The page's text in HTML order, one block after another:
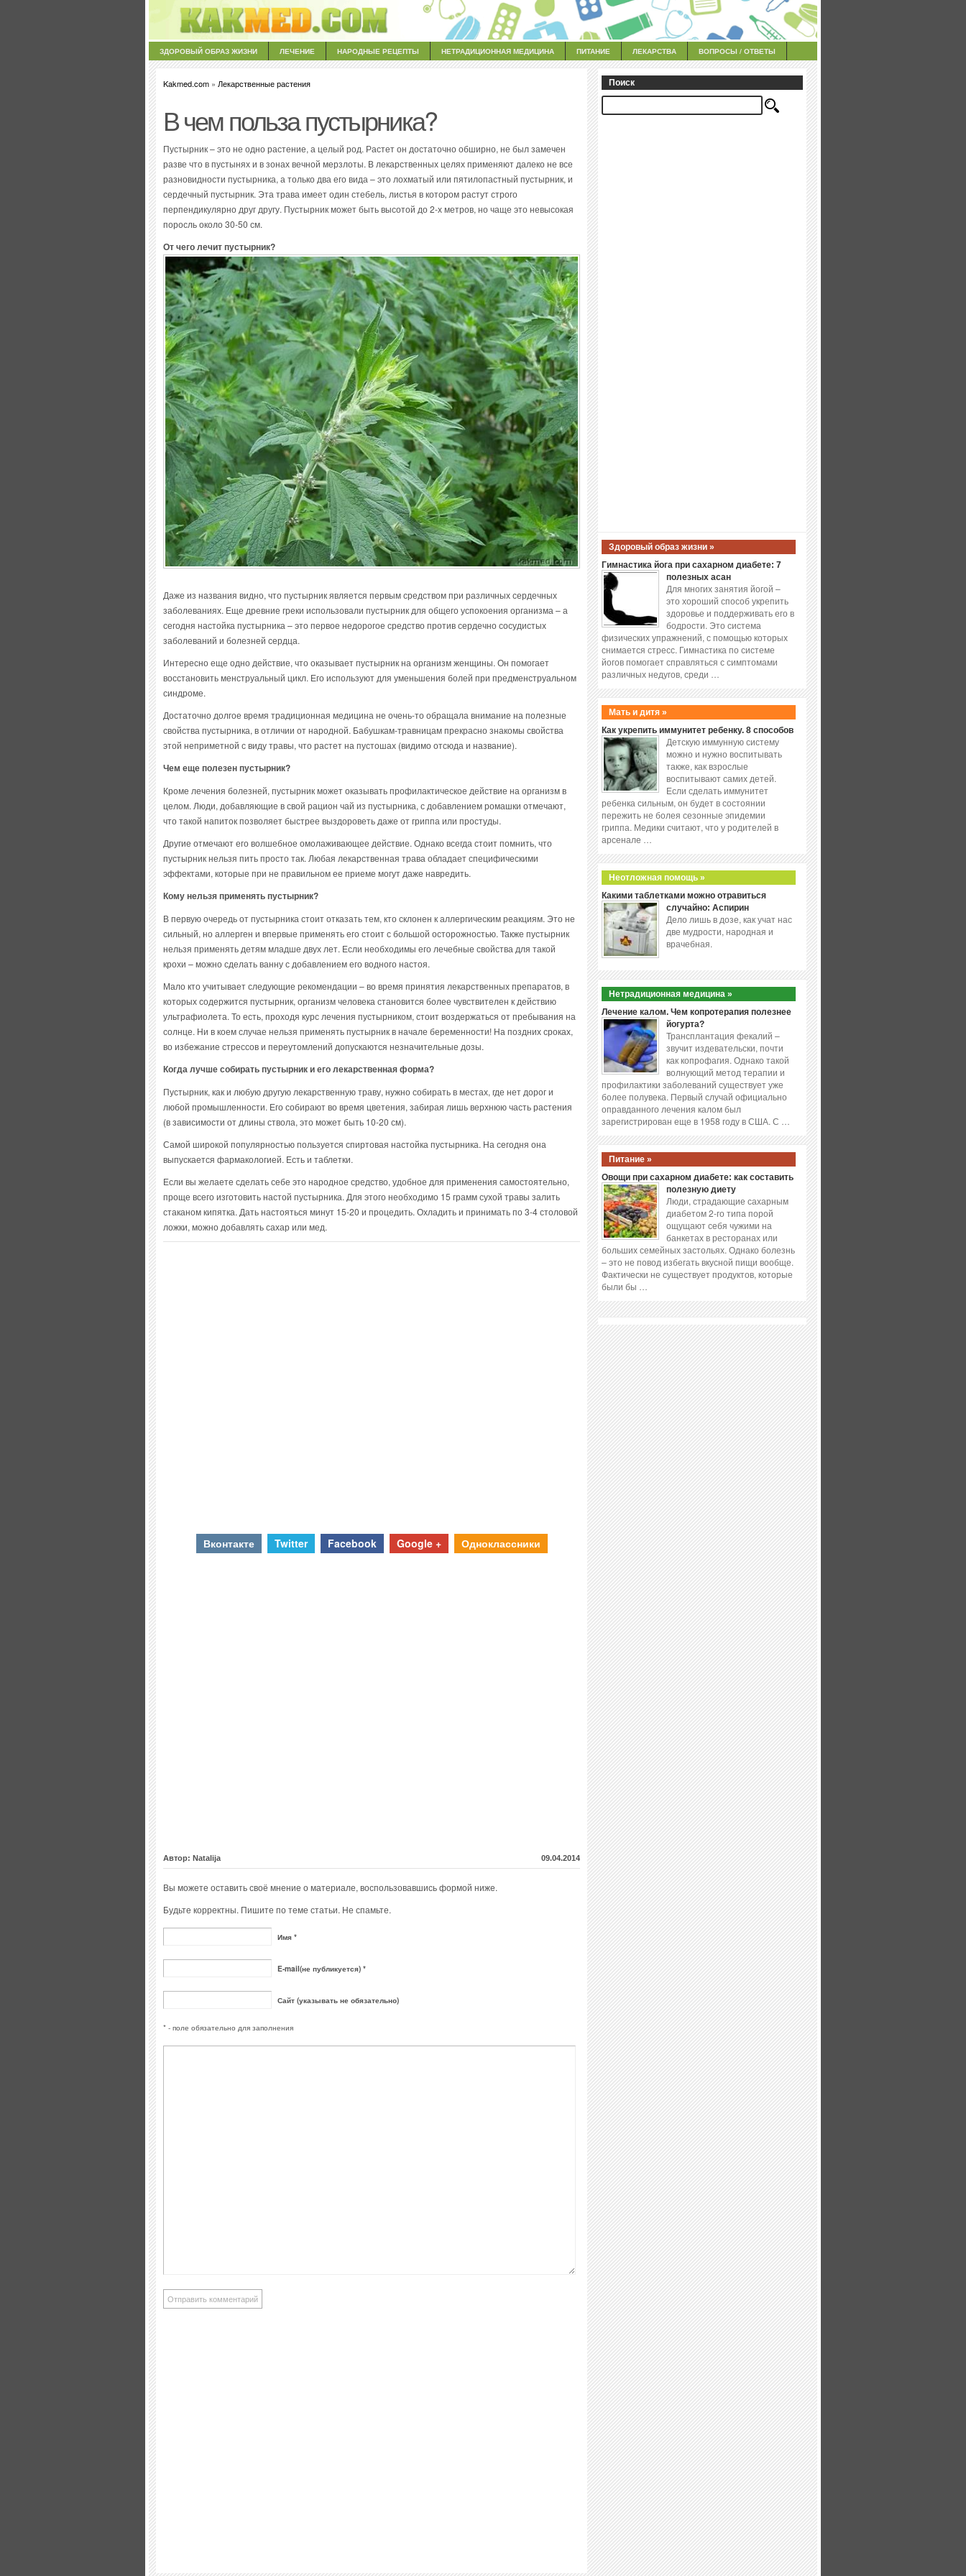
ЗДОРОВЫЙ ОБРАЗ ЖИЗНИ ЛЕЧЕНИЕ НАРОДНЫЕ РЕЦЕПТЫ НЕТРАДИЦИОННАЯ МЕДИЦИНА ПИТАНИЕ ЛЕКАРСТВА ВОПРОСЫ / ОТВЕТЫ
Kakmed.com » Лекарственные растения
В чем польза пустырника?
Пустырник – это не одно растение, а целый род. Растет он достаточно обширно, не был замечен
разве что в пустынях и в зонах вечной мерзлоты. В лекарственных целях применяют далеко не все
разновидности пустырника, а только два его вида – это лохматый или пятилопастный пустырник, и
сердечный пустырник. Эта трава имеет один стебель, листья в котором растут строго
перпендикулярно друг другу. Пустырник может быть высотой до 2-х метров, но чаще это невысокая
поросль около 30-50 см.
От чего лечит пустырник?
Даже из названия видно, что пустырник является первым средством при различных сердечных
заболеваниях. Еще древние греки использовали пустырник для общего успокоения организма – а
сегодня настойка пустырника – это первое недорогое средство против сердечно сосудистых
заболеваний и болезней сердца.
Интересно еще одно действие, что оказывает пустырник на организм женщины. Он помогает
восстановить менструальный цикл. Его используют для уменьшения болей при предменструальном
синдроме.
Достаточно долгое время традиционная медицина не очень-то обращала внимание на полезные
свойства пустырника, в отличии от народной. Бабушкам-травницам прекрасно знакомы свойства
этой неприметной с виду травы, что растет на пустошах (видимо отсюда и название).
Чем еще полезен пустырник?
Кроме лечения болезней, пустырник может оказывать профилактическое действие на организм в
целом. Люди, добавляющие в свой рацион чай из пустырника, с добавлением ромашки отмечают,
что такой напиток позволяет быстрее выздороветь даже от гриппа или простуды.
Другие отмечают его волшебное омолаживающее действие. Однако всегда стоит помнить, что
пустырник нельзя пить просто так. Любая лекарственная трава обладает специфическими
эффектами, которые при не правильном ее приеме могут даже навредить.
Кому нельзя применять пустырник?
В первую очередь от пустырника стоит отказать тем, кто склонен к аллергическим реакциям. Это не
сильный, но аллерген и впервые применять его стоит с большой осторожностью. Также пустырник
нельзя применять детям младше двух лет. Если необходимы его лечебные свойства для такой
крохи – можно сделать ванну с добавлением его водного настоя.
Мало кто учитывает следующие рекомендации – во время принятия лекарственных препаратов, в
которых содержится пустырник, организм человека становится более чувствителен к действию
ультрафиолета. То есть, проходя курс лечения пустырником, стоит воздержаться от пребывания на
солнце. Ни в коем случае нельзя применять пустырник в начале беременности! На поздних сроках,
во избежание стрессов и переутомлений допускаются незначительные дозы.
Когда лучше собирать пустырник и его лекарственная форма?
Пустырник, как и любую другую лекарственную траву, нужно собирать в местах, где нет дорог и
любой промышленности. Его собирают во время цветения, забирая лишь верхнюю часть растения
(в зависимости от длины ствола, это может быть 10-20 см).
Самой широкой популярностью пользуется спиртовая настойка пустырника. На сегодня она
выпускается фармакологией. Есть и таблетки.
Если вы желаете сделать себе это народное средство, удобное для применения самостоятельно,
проще всего изготовить настой пустырника. Для этого необходимо 15 грамм сухой травы залить
стаканом кипятка. Дать настояться минут 15-20 и процедить. Охладить и принимать по 3-4 столовой
ложки, можно добавлять сахар или мед.
Вконтакте Twitter Facebook Google + Одноклассники
Автор: Natalija 09.04.2014
Вы можете оставить своё мнение о материале, воспользовавшись формой ниже.
Будьте корректны. Пишите по теме статьи. Не спамьте.
Имя *
E-mail(не публикуется) *
Сайт (указывать не обязательно)
* - поле обязательно для заполнения
Поиск
Здоровый образ жизни »
Гимнастика йога при сахарном диабете: 7
полезных асан
Для многих занятия йогой –
это хороший способ укрепить
здоровье и поддерживать его в
бодрости. Это система
физических упражнений, с помощью которых
снимается стресс. Гимнастика по системе
йогов помогает справляться с симптомами
различных недугов, среди …
Мать и дитя »
Как укрепить иммунитет ребенку. 8 способов
Детскую иммунную систему
можно и нужно воспитывать
также, как взрослые
воспитывают самих детей.
Если сделать иммунитет
ребенка сильным, он будет в состоянии
пережить не болея сезонные эпидемии
гриппа. Медики считают, что у родителей в
арсенале …
Неотложная помощь »
Какими таблетками можно отравиться
случайно: Аспирин
Дело лишь в дозе, как учат нас
две мудрости, народная и
врачебная.
Нетрадиционная медицина »
Лечение калом. Чем копротерапия полезнее
йогурта?
Трансплантация фекалий –
звучит издевательски, почти
как копрофагия. Однако такой
волнующий метод терапии и
профилактики заболеваний существует уже
более полувека. Первый случай официально
оправданного лечения калом был
зарегистрирован еще в 1958 году в США. С …
Питание »
Овощи при сахарном диабете: как составить
полезную диету
Люди, страдающие сахарным
диабетом 2-го типа порой
ощущают себя чужими на
банкетах в ресторанах или
больших семейных застольях. Однако болезнь
– это не повод избегать вкусной пищи вообще.
Фактически не существует продуктов, которые
были бы …